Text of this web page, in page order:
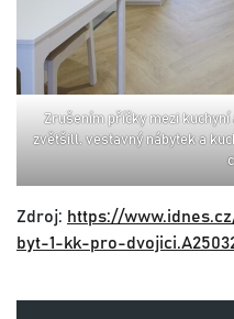
zrušením příčky mezi kuchyní a obývacím pokojem se byt opticky
zvětšill. vestavný nábytek a
Zdroj: https://
byt-1-kk-pro-